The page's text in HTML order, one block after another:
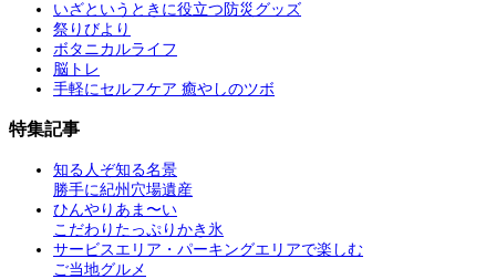
いざというときに役立つ防災グッズ
祭りびより
ボタニカルライフ
脳トレ
手軽にセルフケア 癒やしのツボ
特集記事
知る人ぞ知る名景
勝手に紀州穴場遺産
ひんやりあま〜い
こだわりたっぷりかき氷
サービスエリア・パーキングエリアで楽しむ
ご当地グルメ